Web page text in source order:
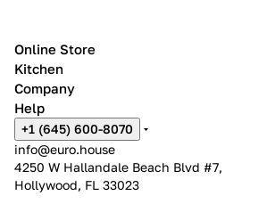
Online Store
Kitchen
Company
Help
+1 (645) 600-8070
info@euro.house
4250 W Hallandale Beach Blvd #7,
Hollywood, FL 33023